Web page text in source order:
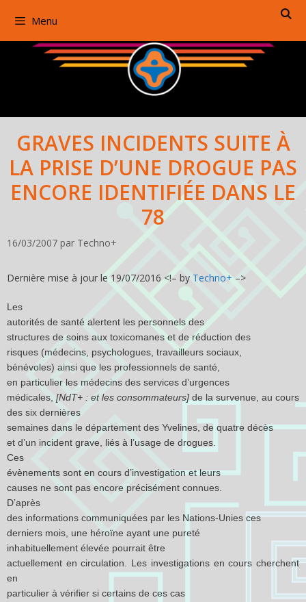
Menu
GRAVES INCIDENTS SUITE À
LA PRISE D’UNE DROGUE PAS
ENCORE IDENTIFIÉE DANS LE
78
16/03/2007 par Techno+
Dernière mise à jour le 19/07/2016 <!– by Techno+–>
Les
autorités de santé alertent les personnels des
structures de soins aux toxicomanes et de réduction des
risques (médecins, psychologues, travailleurs sociaux,
bénévoles) ainsi que les professionnels de santé,
en particulier les médecins des services d’urgences
médicales, [NdT+ : et les consommateurs] de la survenue, au cours
des six dernières
semaines dans le département des Yvelines, de quatre décès
et d’un incident grave, liés à l’usage de drogues.
Ces
évènements sont en cours d’investigation et leurs
causes ne sont pas encore précisément connues.
D’après
des informations communiquées par les Nations-Unies ces
derniers mois, une héroïne ayant une pureté
inhabituellement élevée pourrait être
actuellement en circulation. Les investigations en cours cherchent
en
particulier à vérifier si certains de ces cas